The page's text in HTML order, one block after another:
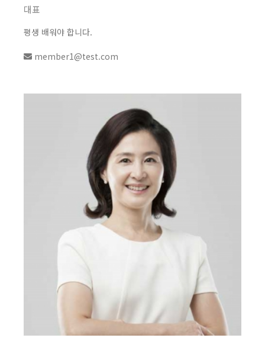
대표
평생 배워야 합니다.
member1@test.com